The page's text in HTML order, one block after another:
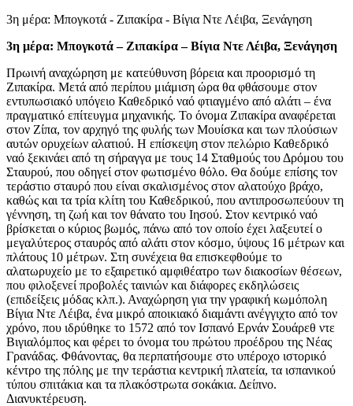
3η μέρα: Μπογκοτά - Ζιπακίρα - Βίγια Ντε Λέιβα, Ξενάγηση
3η μέρα: Μπογκοτά – Ζιπακίρα – Βίγια Ντε Λέιβα, Ξενάγηση
Πρωινή αναχώρηση με κατεύθυνση βόρεια και προορισμό τη
Ζιπακίρα. Μετά από περίπου μιάμιση ώρα θα φθάσουμε στον
εντυπωσιακό υπόγειο Καθεδρικό ναό φτιαγμένο από αλάτι – ένα
πραγματικό επίτευγμα μηχανικής. Το όνομα Ζιπακίρα αναφέρεται
στον Ζίπα, τον αρχηγό της φυλής των Μουίσκα και των πλούσιων
αυτών ορυχείων αλατιού. Η επίσκεψη στον πελώριο Καθεδρικό
ναό ξεκινάει από τη σήραγγα με τους 14 Σταθμούς του Δρόμου του
Σταυρού, που οδηγεί στον φωτισμένο θόλο. Θα δούμε επίσης τον
τεράστιο σταυρό που είναι σκαλισμένος στον αλατούχο βράχο,
καθώς και τα τρία κλίτη του Καθεδρικού, που αντιπροσωπεύουν τη
γέννηση, τη ζωή και τον θάνατο του Ιησού. Στον κεντρικό ναό
βρίσκεται ο κύριος βωμός, πάνω από τον οποίο έχει λαξευτεί ο
μεγαλύτερος σταυρός από αλάτι στον κόσμο, ύψους 16 μέτρων και
πλάτους 10 μέτρων. Στη συνέχεια θα επισκεφθούμε το
αλατωρυχείο με το εξαιρετικό αμφιθέατρο των διακοσίων θέσεων,
που φιλοξενεί προβολές ταινιών και διάφορες εκδηλώσεις
(επιδείξεις μόδας κλπ.). Αναχώρηση για την γραφική κωμόπολη
Βίγια Ντε Λέιβα, ένα μικρό αποικιακό διαμάντι ανέγγιχτο από τον
χρόνο, που ιδρύθηκε το 1572 από τον Ισπανό Ερνάν Σουάρεθ ντε
Βιγιαλόμπος και φέρει το όνομα του πρώτου προέδρου της Νέας
Γρανάδας. Φθάνοντας, θα περπατήσουμε στο υπέροχο ιστορικό
κέντρο της πόλης με την τεράστια κεντρική πλατεία, τα ισπανικού
τύπου σπιτάκια και τα πλακόστρωτα σοκάκια. Δείπνο.
Διανυκτέρευση.